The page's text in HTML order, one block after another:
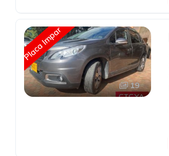
Placa Impar
19